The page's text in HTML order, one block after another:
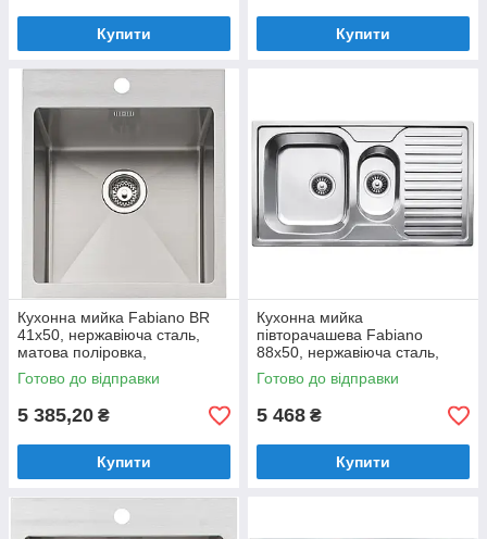
Купити Купити
Кухонна мийка Fabiano BR
41x50, нержавіюча сталь,
матова поліровка,
одночашева без крила
(8213.401.0925)
Готово до відправки
5 385,20 ₴
Купити
Кухонна мийка
півторачашева Fabiano
88x50, нержавіюча сталь,
врізна, мікродекор
(8211.401.0449)
Готово до відправки
5 468 ₴
Купити